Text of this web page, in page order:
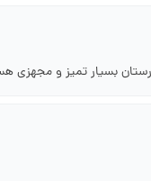
بسیار تمیز و مجهزی